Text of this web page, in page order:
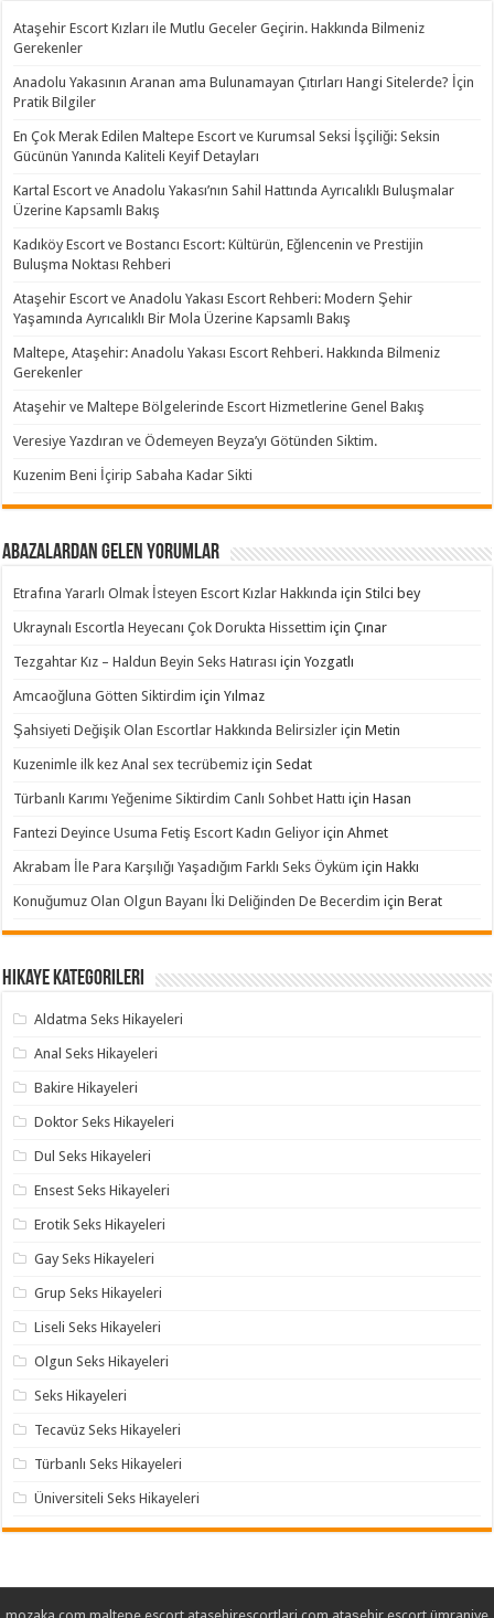
Ataşehir Escort Kızları ile Mutlu Geceler Geçirin. Hakkında Bilmeniz
Gerekenler
Anadolu Yakasının Aranan ama Bulunamayan Çıtırları Hangi Sitelerde? İçin
Pratik Bilgiler
En Çok Merak Edilen Maltepe Escort ve Kurumsal Seksi İşçiliği: Seksin
Gücünün Yanında Kaliteli Keyif Detayları
Kartal Escort ve Anadolu Yakası’nın Sahil Hattında Ayrıcalıklı Buluşmalar
Üzerine Kapsamlı Bakış
Kadıköy Escort ve Bostancı Escort: Kültürün, Eğlencenin ve Prestijin
Buluşma Noktası Rehberi
Ataşehir Escort ve Anadolu Yakası Escort Rehberi: Modern Şehir
Yaşamında Ayrıcalıklı Bir Mola Üzerine Kapsamlı Bakış
Maltepe, Ataşehir: Anadolu Yakası Escort Rehberi. Hakkında Bilmeniz
Gerekenler
Ataşehir ve Maltepe Bölgelerinde Escort Hizmetlerine Genel Bakış
Veresiye Yazdıran ve Ödemeyen Beyza’yı Götünden Siktim.
Kuzenim Beni İçirip Sabaha Kadar Sikti
Abazalardan Gelen Yorumlar
Etrafına Yararlı Olmak İsteyen Escort Kızlar Hakkında içinStilci bey
Ukraynalı Escortla Heyecanı Çok Dorukta Hissettim içinÇınar
Tezgahtar Kız – Haldun Beyin Seks Hatırası içinYozgatlı
Amcaoğluna Götten Siktirdim içinYılmaz
Şahsiyeti Değişik Olan Escortlar Hakkında Belirsizler içinMetin
Kuzenimle ilk kez Anal sex tecrübemiz içinSedat
Türbanlı Karımı Yeğenime Siktirdim Canlı Sohbet Hattı içinHasan
Fantezi Deyince Usuma Fetiş Escort Kadın Geliyor içinAhmet
Akrabam İle Para Karşılığı Yaşadığım Farklı Seks Öyküm içinHakkı
Konuğumuz Olan Olgun Bayanı İki Deliğinden De Becerdim içinBerat
Hikaye Kategorileri
Aldatma Seks Hikayeleri
Anal Seks Hikayeleri
Bakire Hikayeleri
Doktor Seks Hikayeleri
Dul Seks Hikayeleri
Ensest Seks Hikayeleri
Erotik Seks Hikayeleri
Gay Seks Hikayeleri
Grup Seks Hikayeleri
Liseli Seks Hikayeleri
Olgun Seks Hikayeleri
Seks Hikayeleri
Tecavüz Seks Hikayeleri
Türbanlı Seks Hikayeleri
Üniversiteli Seks Hikayeleri